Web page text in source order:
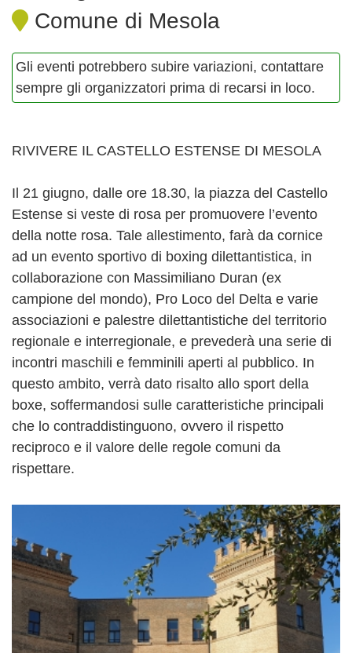
Comune di Mesola
Gli eventi potrebbero subire variazioni, contattare
sempre gli organizzatori prima di recarsi in loco.
RIVIVERE IL CASTELLO ESTENSE DI MESOLA
Il 21 giugno, dalle ore 18.30, la piazza del Castello
Estense si veste di rosa per promuovere l’evento
della notte rosa. Tale allestimento, farà da cornice
ad un evento sportivo di boxing dilettantistica, in
collaborazione con Massimiliano Duran (ex
campione del mondo), Pro Loco del Delta e varie
associazioni e palestre dilettantistiche del territorio
regionale e interregionale, e prevederà una serie di
incontri maschili e femminili aperti al pubblico. In
questo ambito, verrà dato risalto allo sport della
boxe, soffermandosi sulle caratteristiche principali
che lo contraddistinguono, ovvero il rispetto
reciproco e il valore delle regole comuni da
rispettare.